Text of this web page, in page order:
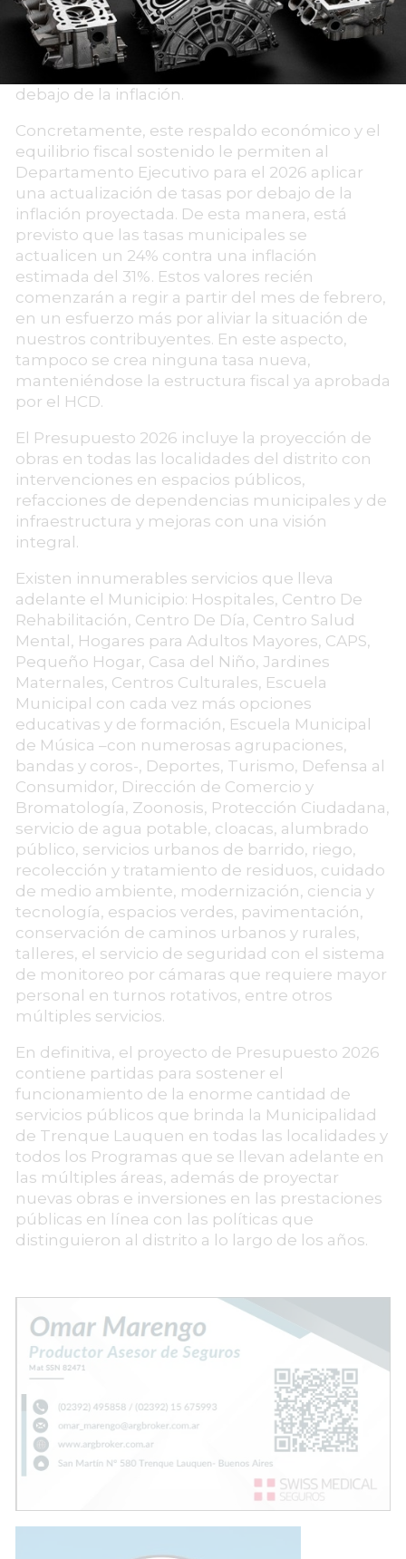
económico, se ha podido conformar un
Presupuesto que contiene un porcentaje
mayor destinado a obra pública, construcción
de viviendas y actualización de las tasas por
debajo de la inflación.
Concretamente, este respaldo económico y el
equilibrio fiscal sostenido le permiten al
Departamento Ejecutivo para el 2026 aplicar
una actualización de tasas por debajo de la
inflación proyectada. De esta manera, está
previsto que las tasas municipales se
actualicen un 24% contra una inflación
estimada del 31%. Estos valores recién
comenzarán a regir a partir del mes de febrero,
en un esfuerzo más por aliviar la situación de
nuestros contribuyentes. En este aspecto,
tampoco se crea ninguna tasa nueva,
manteniéndose la estructura fiscal ya aprobada
por el HCD.
El Presupuesto 2026 incluye la proyección de
obras en todas las localidades del distrito con
intervenciones en espacios públicos,
refacciones de dependencias municipales y de
infraestructura y mejoras con una visión
integral.
Existen innumerables servicios que lleva
adelante el Municipio: Hospitales, Centro De
Rehabilitación, Centro De Día, Centro Salud
Mental, Hogares para Adultos Mayores, CAPS,
Pequeño Hogar, Casa del Niño, Jardines
Maternales, Centros Culturales, Escuela
Municipal con cada vez más opciones
educativas y de formación, Escuela Municipal
de Música –con numerosas agrupaciones,
bandas y coros-, Deportes, Turismo, Defensa al
Consumidor, Dirección de Comercio y
Bromatología, Zoonosis, Protección Ciudadana,
servicio de agua potable, cloacas, alumbrado
público, servicios urbanos de barrido, riego,
recolección y tratamiento de residuos, cuidado
de medio ambiente, modernización, ciencia y
tecnología, espacios verdes, pavimentación,
conservación de caminos urbanos y rurales,
talleres, el servicio de seguridad con el sistema
de monitoreo por cámaras que requiere mayor
personal en turnos rotativos, entre otros
múltiples servicios.
En definitiva, el proyecto de Presupuesto 2026
contiene partidas para sostener el
funcionamiento de la enorme cantidad de
servicios públicos que brinda la Municipalidad
de Trenque Lauquen en todas las localidades y
todos los Programas que se llevan adelante en
las múltiples áreas, además de proyectar
nuevas obras e inversiones en las prestaciones
públicas en línea con las políticas que
distinguieron al distrito a lo largo de los años.